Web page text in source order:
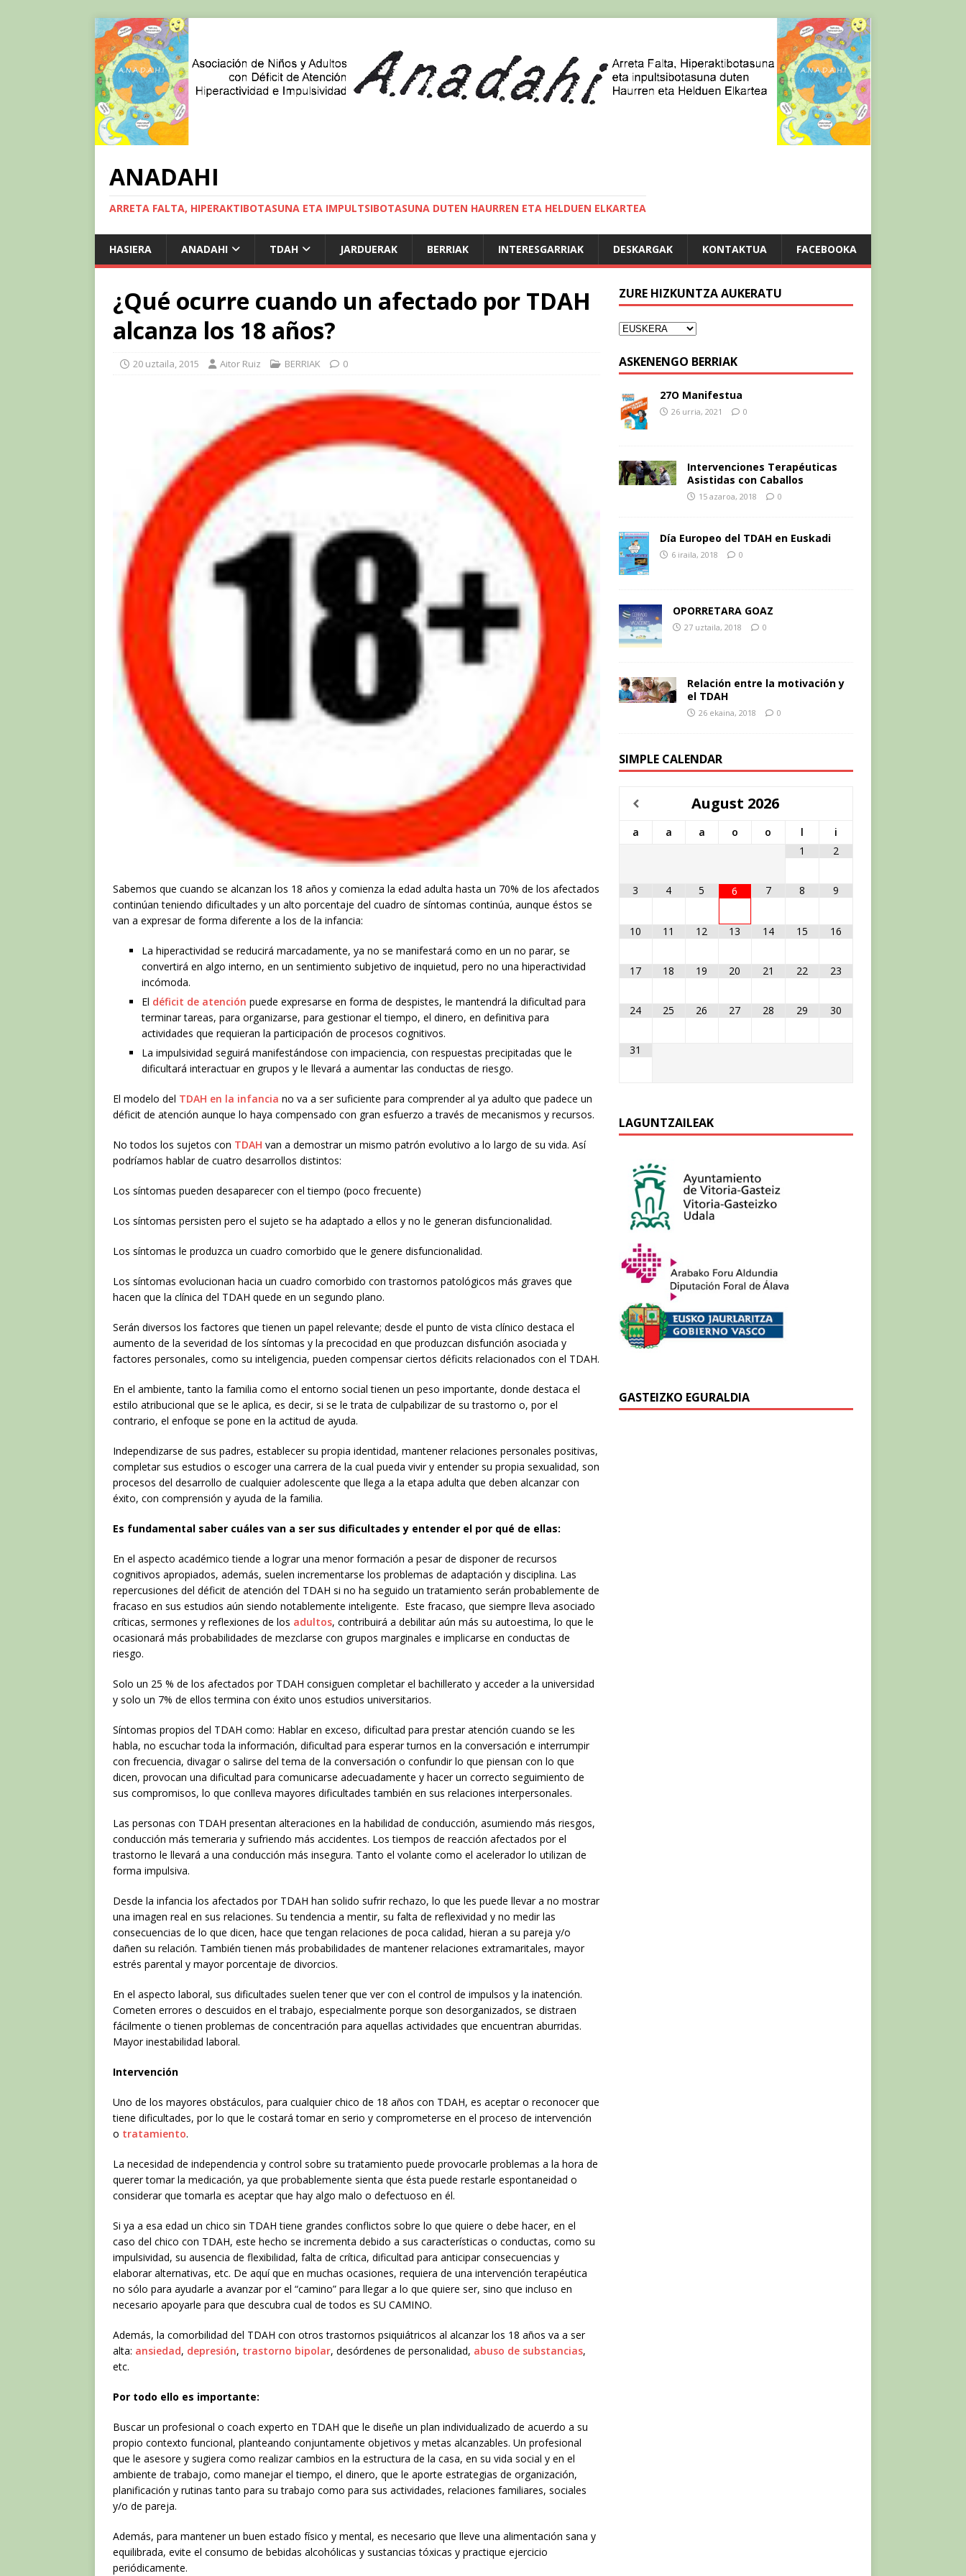
ANADAHI
ARRETA FALTA, HIPERAKTIBOTASUNA ETA IMPULTSIBOTASUNA DUTEN HAURREN ETA HELDUEN ELKARTEA
HASIERA ANADAHI TDAH JARDUERAK BERRIAK INTERESGARRIAK DESKARGAK KONTAKTUA FACEBOOKA
¿Qué ocurre cuando un afectado por TDAH
alcanza los 18 años?
20 uztaila, 2015 Aitor Ruiz BERRIAK 0
Sabemos que cuando se alcanzan los 18 años y comienza la edad adulta hasta un 70% de los afectados
continúan teniendo dificultades y un alto porcentaje del cuadro de síntomas continúa, aunque éstos se
van a expresar de forma diferente a los de la infancia:
La hiperactividad se reducirá marcadamente, ya no se manifestará como en un no parar, se
convertirá en algo interno, en un sentimiento subjetivo de inquietud, pero no una hiperactividad
incómoda.
El déficit de atención puede expresarse en forma de despistes, le mantendrá la dificultad para
terminar tareas, para organizarse, para gestionar el tiempo, el dinero, en definitiva para
actividades que requieran la participación de procesos cognitivos.
La impulsividad seguirá manifestándose con impaciencia, con respuestas precipitadas que le
dificultará interactuar en grupos y le llevará a aumentar las conductas de riesgo.
El modelo del TDAH en la infancia no va a ser suficiente para comprender al ya adulto que padece un
déficit de atención aunque lo haya compensado con gran esfuerzo a través de mecanismos y recursos.
No todos los sujetos con TDAH van a demostrar un mismo patrón evolutivo a lo largo de su vida. Así
podríamos hablar de cuatro desarrollos distintos:
Los síntomas pueden desaparecer con el tiempo (poco frecuente)
Los síntomas persisten pero el sujeto se ha adaptado a ellos y no le generan disfuncionalidad.
Los síntomas le produzca un cuadro comorbido que le genere disfuncionalidad.
Los síntomas evolucionan hacia un cuadro comorbido con trastornos patológicos más graves que
hacen que la clínica del TDAH quede en un segundo plano.
Serán diversos los factores que tienen un papel relevante; desde el punto de vista clínico destaca el
aumento de la severidad de los síntomas y la precocidad en que produzcan disfunción asociada y
factores personales, como su inteligencia, pueden compensar ciertos déficits relacionados con el TDAH.
En el ambiente, tanto la familia como el entorno social tienen un peso importante, donde destaca el
estilo atribucional que se le aplica, es decir, si se le trata de culpabilizar de su trastorno o, por el
contrario, el enfoque se pone en la actitud de ayuda.
Independizarse de sus padres, establecer su propia identidad, mantener relaciones personales positivas,
completar sus estudios o escoger una carrera de la cual pueda vivir y entender su propia sexualidad, son
procesos del desarrollo de cualquier adolescente que llega a la etapa adulta que deben alcanzar con
éxito, con comprensión y ayuda de la familia.
Es fundamental saber cuáles van a ser sus dificultades y entender el por qué de ellas:
En el aspecto académico tiende a lograr una menor formación a pesar de disponer de recursos
cognitivos apropiados, además, suelen incrementarse los problemas de adaptación y disciplina. Las
repercusiones del déficit de atención del TDAH si no ha seguido un tratamiento serán probablemente de
fracaso en sus estudios aún siendo notablemente inteligente. Este fracaso, que siempre lleva asociado
críticas, sermones y reflexiones de los adultos, contribuirá a debilitar aún más su autoestima, lo que le
ocasionará más probabilidades de mezclarse con grupos marginales e implicarse en conductas de
riesgo.
Solo un 25 % de los afectados por TDAH consiguen completar el bachillerato y acceder a la universidad
y solo un 7% de ellos termina con éxito unos estudios universitarios.
Síntomas propios del TDAH como: Hablar en exceso, dificultad para prestar atención cuando se les
habla, no escuchar toda la información, dificultad para esperar turnos en la conversación e interrumpir
con frecuencia, divagar o salirse del tema de la conversación o confundir lo que piensan con lo que
dicen, provocan una dificultad para comunicarse adecuadamente y hacer un correcto seguimiento de
sus compromisos, lo que conlleva mayores dificultades también en sus relaciones interpersonales.
Las personas con TDAH presentan alteraciones en la habilidad de conducción, asumiendo más riesgos,
conducción más temeraria y sufriendo más accidentes. Los tiempos de reacción afectados por el
trastorno le llevará a una conducción más insegura. Tanto el volante como el acelerador lo utilizan de
forma impulsiva.
Desde la infancia los afectados por TDAH han solido sufrir rechazo, lo que les puede llevar a no mostrar
una imagen real en sus relaciones. Su tendencia a mentir, su falta de reflexividad y no medir las
consecuencias de lo que dicen, hace que tengan relaciones de poca calidad, hieran a su pareja y/o
dañen su relación. También tienen más probabilidades de mantener relaciones extramaritales, mayor
estrés parental y mayor porcentaje de divorcios.
En el aspecto laboral, sus dificultades suelen tener que ver con el control de impulsos y la inatención.
Cometen errores o descuidos en el trabajo, especialmente porque son desorganizados, se distraen
fácilmente o tienen problemas de concentración para aquellas actividades que encuentran aburridas.
Mayor inestabilidad laboral.
Intervención
Uno de los mayores obstáculos, para cualquier chico de 18 años con TDAH, es aceptar o reconocer que
tiene dificultades, por lo que le costará tomar en serio y comprometerse en el proceso de intervención
o tratamiento.
La necesidad de independencia y control sobre su tratamiento puede provocarle problemas a la hora de
querer tomar la medicación, ya que probablemente sienta que ésta puede restarle espontaneidad o
considerar que tomarla es aceptar que hay algo malo o defectuoso en él.
Si ya a esa edad un chico sin TDAH tiene grandes conflictos sobre lo que quiere o debe hacer, en el
caso del chico con TDAH, este hecho se incrementa debido a sus características o conductas, como su
impulsividad, su ausencia de flexibilidad, falta de crítica, dificultad para anticipar consecuencias y
elaborar alternativas, etc. De aquí que en muchas ocasiones, requiera de una intervención terapéutica
no sólo para ayudarle a avanzar por el “camino” para llegar a lo que quiere ser, sino que incluso en
necesario apoyarle para que descubra cual de todos es SU CAMINO.
Además, la comorbilidad del TDAH con otros trastornos psiquiátricos al alcanzar los 18 años va a ser
alta: ansiedad, depresión, trastorno bipolar, desórdenes de personalidad, abuso de substancias,
etc.
Por todo ello es importante:
Buscar un profesional o coach experto en TDAH que le diseñe un plan individualizado de acuerdo a su
propio contexto funcional, planteando conjuntamente objetivos y metas alcanzables. Un profesional
que le asesore y sugiera como realizar cambios en la estructura de la casa, en su vida social y en el
ambiente de trabajo, como manejar el tiempo, el dinero, que le aporte estrategias de organización,
planificación y rutinas tanto para su trabajo como para sus actividades, relaciones familiares, sociales
y/o de pareja.
Además, para mantener un buen estado físico y mental, es necesario que lleve una alimentación sana y
equilibrada, evite el consumo de bebidas alcohólicas y sustancias tóxicas y practique ejercicio
periódicamente.
ZURE HIZKUNTZA AUKERATU
ASKENENGO BERRIAK
27O Manifestua
26 urria, 2021 0
Intervenciones Terapéuticas
Asistidas con Caballos
15 azaroa, 2018 0
Día Europeo del TDAH en Euskadi
6 iraila, 2018 0
OPORRETARA GOAZ
27 uztaila, 2018 0
Relación entre la motivación y
el TDAH
26 ekaina, 2018 0
SIMPLE CALENDAR
August 2026
a a a o o l
i
1
2
3 4 5 6 7 8 9
10 11 12 13 14 15 16
17 18 19 20 21 22 23
24 25 26 27 28 29 30
31
LAGUNTZAILEAK
GASTEIZKO EGURALDIA